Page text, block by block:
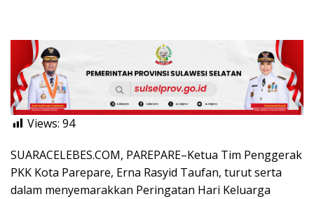
Views: 94
SUARACELEBES.COM, PAREPARE–Ketua Tim Penggerak
PKK Kota Parepare, Erna Rasyid Taufan, turut serta
dalam menyemarakkan Peringatan Hari Keluarga